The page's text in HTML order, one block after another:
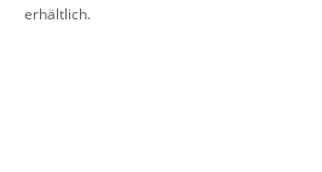
erhältlich.